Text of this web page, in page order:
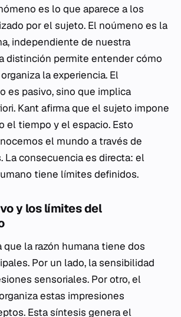
es lo que aparece a los
por el sujeto. El noúmeno es la
independiente de nuestra
distinción permite entender cómo
la experiencia. El
es pasivo, sino que implica
Kant afirma que el sujeto impone
el tiempo y el espacio. Esto
el mundo a través de
La consecuencia es directa: el
tiene límites definidos.
y los límites del
que la razón humana tiene dos
Por un lado, la sensibilidad
sensoriales. Por otro, el
estas impresiones
Esta síntesis genera el